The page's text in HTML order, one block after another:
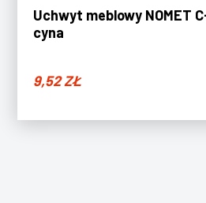
Uchwyt meblowy NOMET
cyna
9,52ZŁ